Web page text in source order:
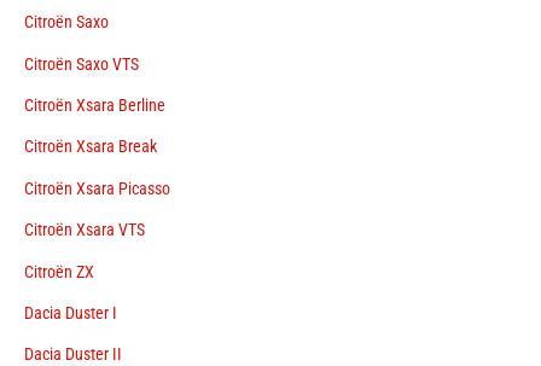
Citroën Saxo
Citroën Saxo VTS
Citroën Xsara Berline
Citroën Xsara Break
Citroën Xsara Picasso
Citroën Xsara VTS
Citroën ZX
Dacia Duster I
Dacia Duster II